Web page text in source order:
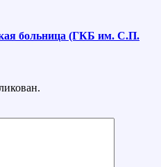
больница (ГКБ им. С.П.